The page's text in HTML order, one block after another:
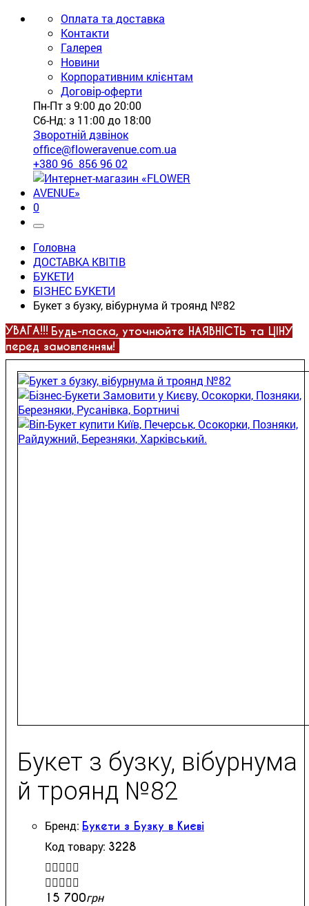
Оплата та доставка
Контакти
Галерея
Новини
Корпоративним клієнтам
Договір-оферти
Пн-Пт з 9:00 до 20:00
Сб-Нд: з 11:00 до 18:00
Зворотній дзвінок
office@floweravenue.com.ua
+380 96 856 96 02
0
Головна
ДОСТАВКА КВІТІВ
БУКЕТИ
БІЗНЕС БУКЕТИ
Букет з бузку, вібурнума й троянд №82
УВАГА!!! Будь-ласка, уточнюйте НАЯВНІСТЬ та ЦІНУ
перед замовленням!
Букет з бузку, вібурнума
й троянд №82
Букети з Бузку в Києві
3228


15 700грн